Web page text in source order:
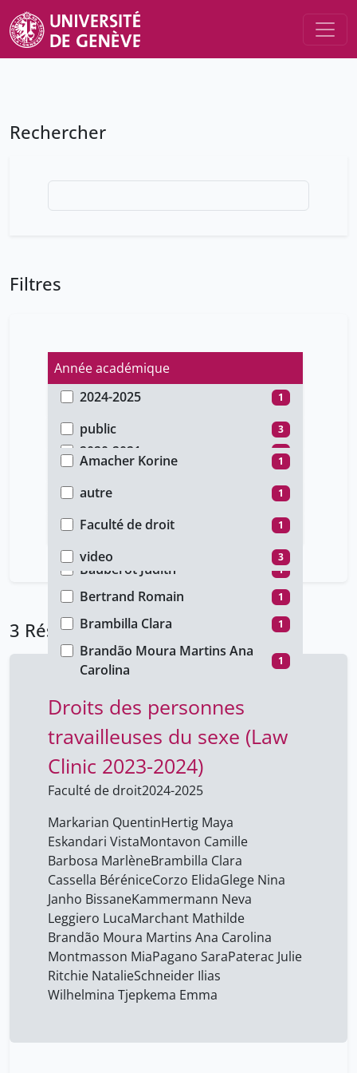
Rechercher
Filtres
Année académique
2024-2025
1
2023-2024 1
2020-2021 1
Type d'accès
public
3
Auteur
Amacher Korine
1
Apothéloz Thierry 1
Atlas Yasmine 1
Baubérot Judith 1
Bertrand Romain 1
Brambilla Clara 1
Brandão Moura Martins Ana
Carolina
1
Brero Thalia
Briegel Françoise
Calmy Alexandra
Cicchini Marco
Clerc Thomas
Corbellari Alain 1
Cordier Hélène
Corzo Elida
Crocoll Natacha
David Jérôme
Type de document
autre
1
conference 2
Faculté
Faculté de droit
1
Rectorat 1
Type de média
video
3
3 Résultats
Droits des personnes
travailleuses du sexe (Law
Clinic 2023-2024)
Faculté de droit2024-2025
Markarian QuentinHertig Maya
Eskandari VistaMontavon Camille
Barbosa MarlèneBrambilla Clara
Cassella BéréniceCorzo ElidaGlege Nina
Janho BissaneKammermann Neva
Leggiero LucaMarchant Mathilde
Brandão Moura Martins Ana Carolina
Montmasson MiaPagano SaraPaterac Julie
Ritchie NatalieSchneider Ilias
Wilhelmina Tjepkema Emma